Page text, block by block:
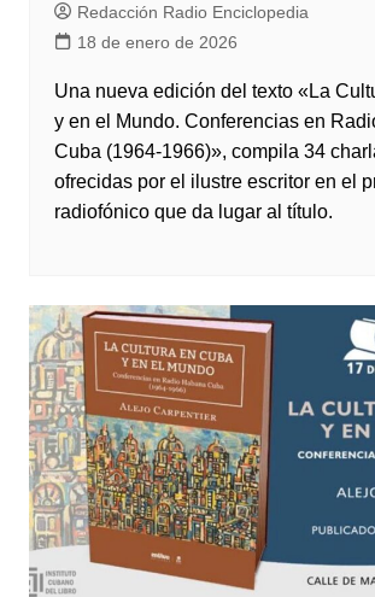
Redacción Radio Enciclopedia
18 de enero de 2026
Una nueva edición del texto «La
y en el Mundo. Conferencias en
Cuba (1964-1966)», compila 34
ofrecidas por el ilustre escritor en el
radiofónico que da lugar al título.